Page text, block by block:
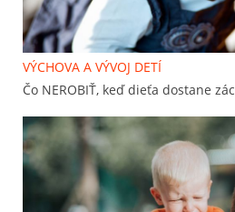
VÝCHOVA A VÝVOJ DETÍ
Čo NEROBIŤ, keď dieťa dostane